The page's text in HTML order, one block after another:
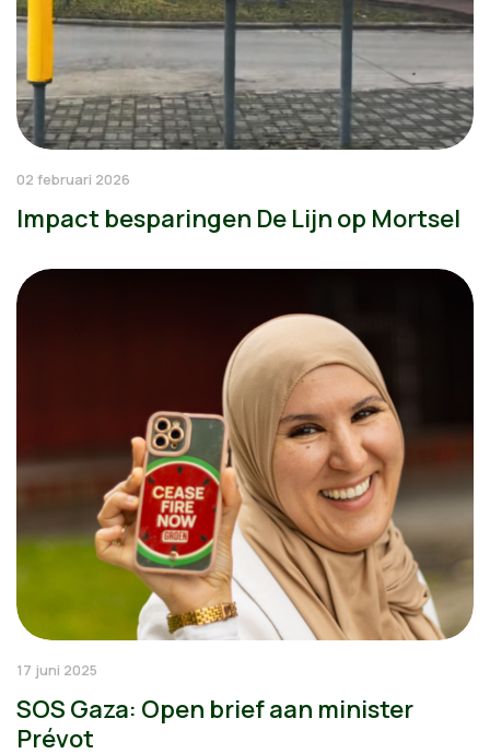
02 februari 2026
Impact besparingen De Lijn op Mortsel
17 juni 2025
SOS Gaza: Open brief aan minister
Prévot